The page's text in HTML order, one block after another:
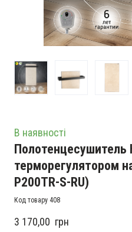
В наявності
Полотенцесушитель
терморегулятором
P200TR-S-RU)
Код товару 408
3 170,00  грн